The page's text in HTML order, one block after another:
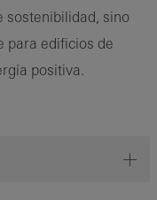
sostenibilidad, sino
para edificios de
positiva.